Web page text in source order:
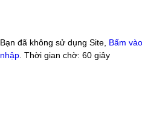
Bạn đã không sử dụng Site, Bấm
nhập . Thời gian chờ: 60 giây